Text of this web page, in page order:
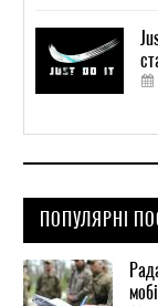
ПОПУЛЯРНІ